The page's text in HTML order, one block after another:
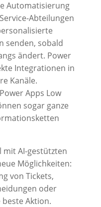
Automatisierung
Abteilungen
senden, sobald
ändert. Power
Integrationen in
Kanäle.
Apps Low
sogar ganze
mit AI-gestützten
Möglichkeiten:
von Tickets,
oder
Aktion.